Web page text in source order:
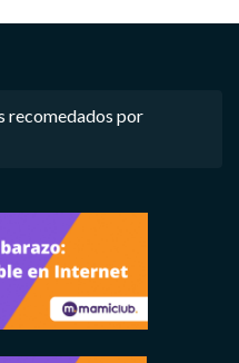
recomedados por